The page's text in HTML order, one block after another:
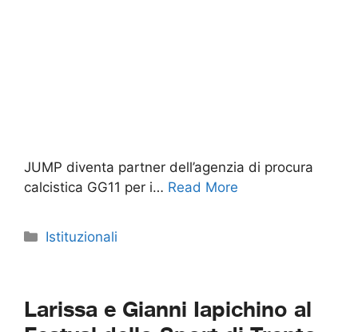
JUMP diventa partner dell’agenzia di procura
calcistica GG11 per i… Read More
Categorie
Istituzionali
Larissa e Gianni Iapichino al